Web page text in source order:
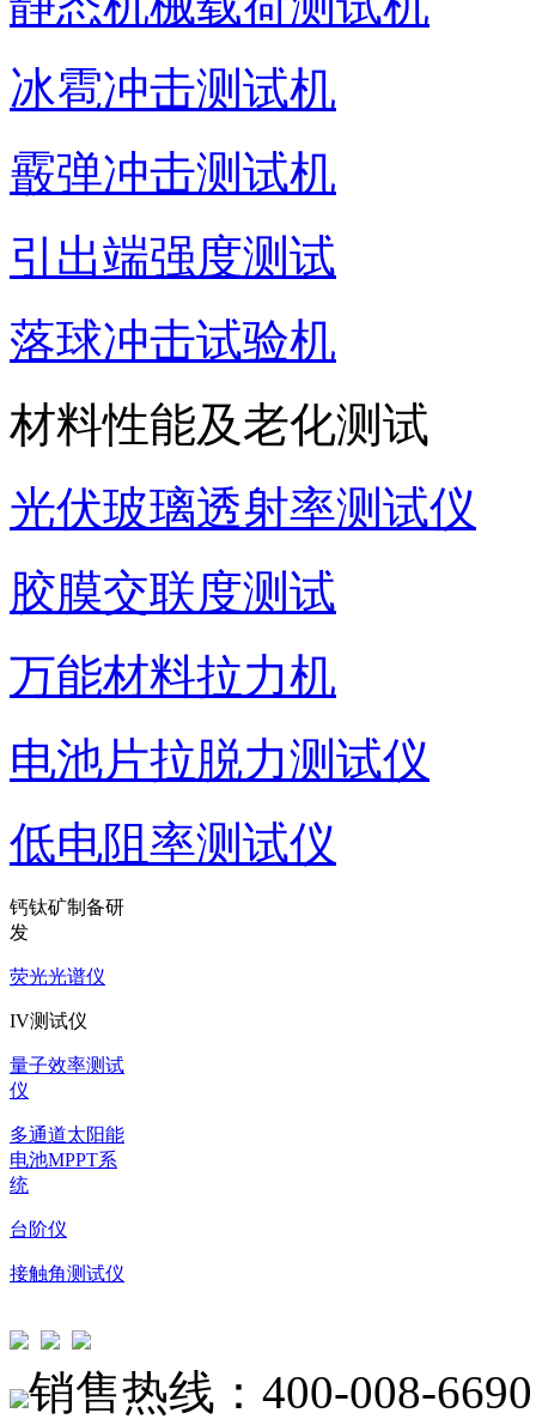
冰雹冲击测试机
霰弹冲击测试机
引出端强度测试
落球冲击试验机
材料性能及老化测试
光伏玻璃透射率测试仪
胶膜交联度测试
万能材料拉力机
电池片拉脱力测试仪
低电阻率测试仪
钙钛矿制备研
发
荧光光谱仪
IV测试仪
量子效率测试
仪
多通道太阳能
电池MPPT系
统
台阶仪
接触角测试仪
销售热线：400-008-6690